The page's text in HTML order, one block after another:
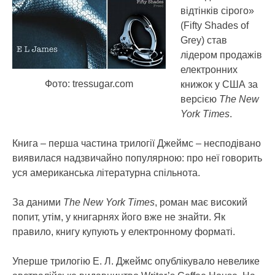
Фото: tressugar.com
відтінків сірого»
(Fifty Shades of
Grey) став
лідером продажів
електронних
книжок у США за
версією The New
York Times.
Книга – перша частина трилогії Джеймс – несподівано
виявилася надзвичайно популярною: про неї говорить
уся американська літературна спільнота.
За даними The New York Times, роман має високий
попит, утім, у книгарнях його вже не знайти. Як
правило, книгу купують у електронному форматі.
Уперше трилогію Е. Л. Джеймс опублікувало невелике